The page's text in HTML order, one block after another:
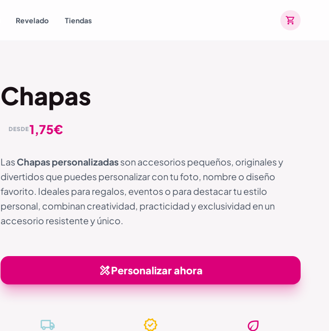
Revelado Tiendas
Chapas
DESDE1,75€
Las Chapas personalizadasson accesorios pequeños, originales y
divertidos que puedes personalizar con tu foto, nombre o diseño
favorito. Ideales para regalos, eventos o para destacar tu estilo
personal, combinan creatividad, practicidad y exclusividad en un
accesorio resistente y único.
Personalizar ahora